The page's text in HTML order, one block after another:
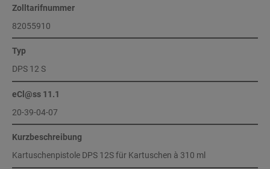
Zolltarifnummer
82055910
Typ
DPS 12 S
eCl@ss 11.1
20-39-04-07
Kurzbeschreibung
Kartuschenpistole DPS 12S für Kartuschen à 310 ml